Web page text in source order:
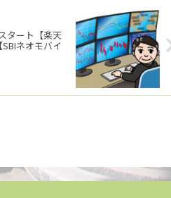
ート【楽天
ネオモバイ